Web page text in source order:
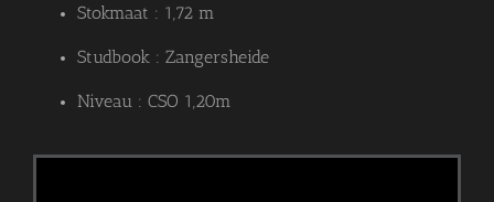
Stokmaat : 1,72 m
Studbook : Zangersheide
Niveau : CSO 1,20m